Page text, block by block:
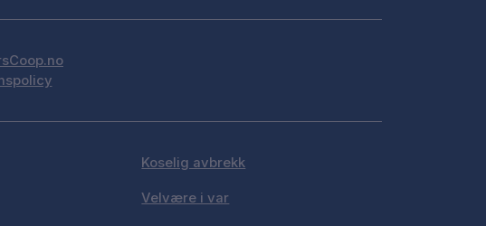
Coop.no
Koselig avbrekk
Velvære i var